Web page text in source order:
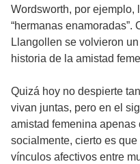
Wordsworth, por ejemplo,
“hermanas
Llangollen se volvieron
historia de la amistad
Quizá hoy no despierte
vivan juntas, pero en el
amistad femenina apenas
socialmente, cierto es
vínculos afectivos entre